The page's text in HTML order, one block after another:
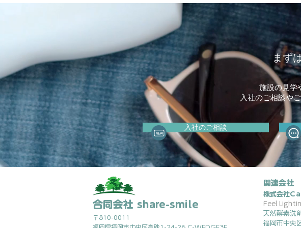
制度で
まず
施設の見学
入社のご相談や
入社のご相談
合同会社 share-smile
〒810-0011
関連会社
株式会社
Feel
天然酵素洗
福岡市中央